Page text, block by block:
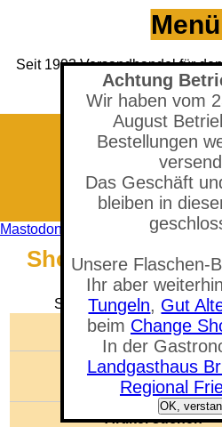
Achtung
Wir haben vom
August
Bestellungen
Das Geschäft
bleiben in
Unsere Flaschen-
Ihr aber
Tungeln, Gut
beim Change
In der
Landgasthaus
Regional
OK,
Seit 1993 Versandhandel für
Brauerei
(Neuer) Tungeler
Mastodon
Shop -
2,2
Sie befinden sich in der
🛒 Warenkorb
Anzahl der Artikel:
Gesamtwert: 0,00
Artikel suchen